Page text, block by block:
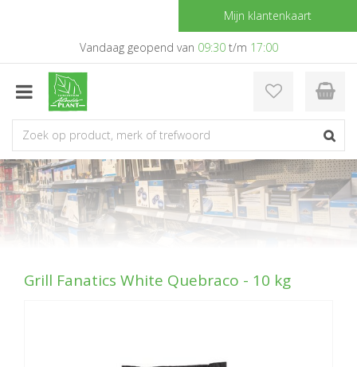
a
t
e
n
t
Mijn klantenkaart
Vandaag geopend van 09:30t/m 17:00
Grill Fanatics White Quebraco - 10 kg